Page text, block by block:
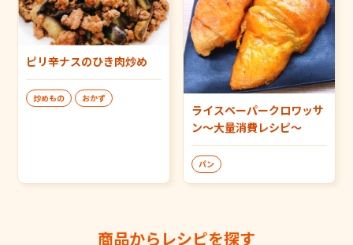
ピリ辛ナスのひき肉炒め
炒めもの おかず
ライスペーパークロワッサ
ン～大量消費レシピ～
パン
商品からレシピを探す